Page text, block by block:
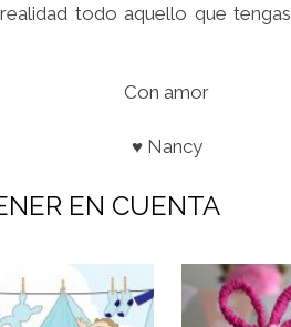
todo aquello que
Con amor
♥ Nancy
EN CUENTA